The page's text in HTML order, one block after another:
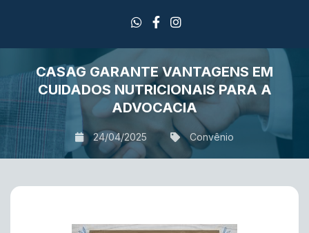
CASAG GARANTE VANTAGENS EM
CUIDADOS NUTRICIONAIS PARA A
ADVOCACIA
24/04/2025 Convênio